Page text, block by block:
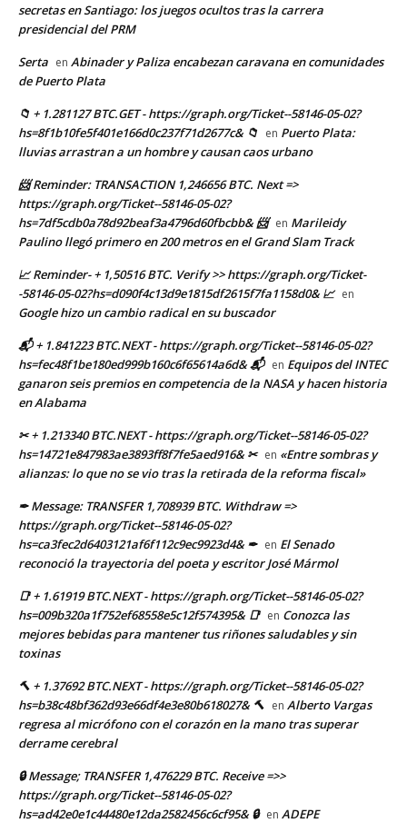
secretas en Santiago: los juegos ocultos tras la carrera
presidencial del PRM
Serta en Abinader y Paliza encabezan caravana en comunidades
de Puerto Plata
📁 + 1.281127 BTC.GET - https://graph.org/Ticket--58146-05-02?
hs=8f1b10fe5f401e166d0c237f71d2677c& 📁 en Puerto Plata:
lluvias arrastran a un hombre y causan caos urbano
📨 Reminder: TRANSACTION 1,246656 BTC. Next =>
https://graph.org/Ticket--58146-05-02?
hs=7df5cdb0a78d92beaf3a4796d60fbcbb& 📨 en Marileidy
Paulino llegó primero en 200 metros en el Grand Slam Track
📈 Reminder- + 1,50516 BTC. Verify >> https://graph.org/Ticket-
-58146-05-02?hs=d090f4c13d9e1815df2615f7fa1158d0& 📈 en
Google hizo un cambio radical en su buscador
📬 + 1.841223 BTC.NEXT - https://graph.org/Ticket--58146-05-02?
hs=fec48f1be180ed999b160c6f65614a6d& 📬 en Equipos del INTEC
ganaron seis premios en competencia de la NASA y hacen historia
en Alabama
✂ + 1.213340 BTC.NEXT - https://graph.org/Ticket--58146-05-02?
hs=14721e847983ae3893ff8f7fe5aed916& ✂ en «Entre sombras y
alianzas: lo que no se vio tras la retirada de la reforma fiscal»
✒ Message: TRANSFER 1,708939 BTC. Withdraw =>
https://graph.org/Ticket--58146-05-02?
hs=ca3fec2d6403121af6f112c9ec9923d4& ✒ en El Senado
reconoció la trayectoria del poeta y escritor José Mármol
📑 + 1.61919 BTC.NEXT - https://graph.org/Ticket--58146-05-02?
hs=009b320a1f752ef68558e5c12f574395& 📑 en Conozca las
mejores bebidas para mantener tus riñones saludables y sin
toxinas
🔨 + 1.37692 BTC.NEXT - https://graph.org/Ticket--58146-05-02?
hs=b38c48bf362d93e66df4e3e80b618027& 🔨 en Alberto Vargas
regresa al micrófono con el corazón en la mano tras superar
derrame cerebral
🔒 Message; TRANSFER 1,476229 BTC. Receive =>>
https://graph.org/Ticket--58146-05-02?
hs=ad42e0e1c44480e12da2582456c6cf95& 🔒 en ADEPE